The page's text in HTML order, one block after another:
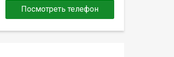
Посмотреть телефон